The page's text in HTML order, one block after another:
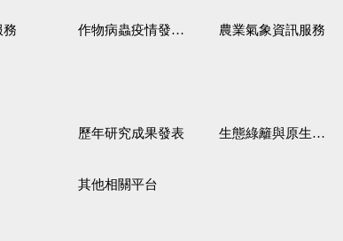
務 作物病蟲疫情發生預測 農業氣象資訊服務
歷年研究成果發表 生態綠籬與原生野花植生毯
其他相關平台